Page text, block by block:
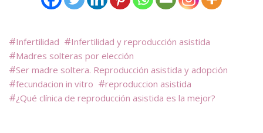
Infertilidad
Infertilidad y reproducción asistida
Madres solteras por elección
Ser madre soltera. Reproducción asistida y adopción
fecundacion in vitro
reproduccion asistida
¿Qué clínica de reproducción asistida es la mejor?